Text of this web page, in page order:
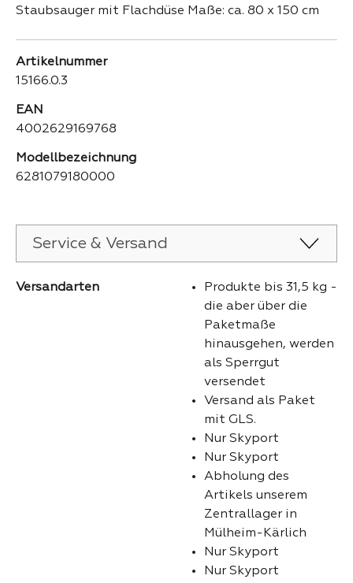
Staubsauger mit Flachdüse Maße: ca. 80 x 150 cm
Artikelnummer
15166.0.3
EAN
4002629169768
Modellbezeichnung
6281079180000
Service & Versand
Versandarten
Produkte bis 31,5 kg -
die aber über die
Paketmaße
hinausgehen, werden
als Sperrgut
versendet
Versand als Paket
mit GLS.
Nur Skyport
Nur Skyport
Abholung des
Artikels unserem
Zentrallager in
Mülheim-Kärlich
Nur Skyport
Nur Skyport